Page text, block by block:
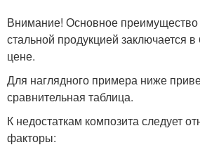
Внимание! Основное преимущество
стальной продукцией заключается
цене.
Для наглядного примера ниже
сравнительная таблица.
К недостаткам композита следует
факторы: